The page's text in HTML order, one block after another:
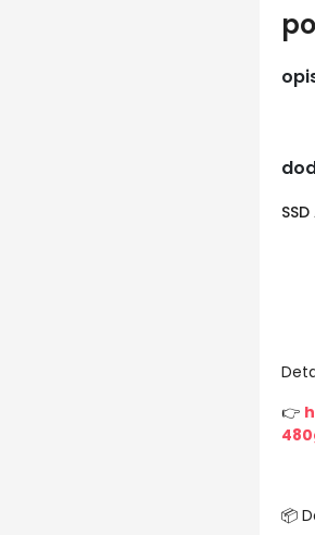
👉
📦